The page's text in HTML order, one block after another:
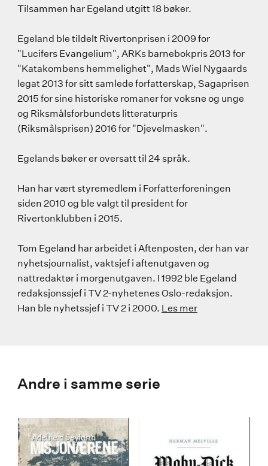
Tilsammen har Egeland utgitt 18 bøker.
Egeland ble tildelt Rivertonprisen i 2009 for
"Lucifers Evangelium", ARKs barnebokpris 2013 for
"Katakombens hemmelighet", Mads Wiel Nygaards
legat 2013 for sitt samlede forfatterskap, Sagaprisen
2015 for sine historiske romaner for voksne og unge
og Riksmålsforbundets litteraturpris
(Riksmålsprisen) 2016 for "Djevelmasken".
Egelands bøker er oversatt til 24 språk.
Han har vært styremedlem i Forfatterforeningen
siden 2010 og ble valgt til president for
Rivertonklubben i 2015.
Tom Egeland har arbeidet i Aftenposten, der han var
nyhetsjournalist, vaktsjef i aftenutgaven og
nattredaktør i morgenutgaven. I 1992 ble Egeland
redaksjonssjef i TV 2-nyhetenes Oslo-redaksjon.
Han ble nyhetssjef i TV 2 i 2000. Les mer
Andre i samme serie